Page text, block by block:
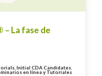
– La fase de
,Initial CDA Candidates
en línea y Tutoriales